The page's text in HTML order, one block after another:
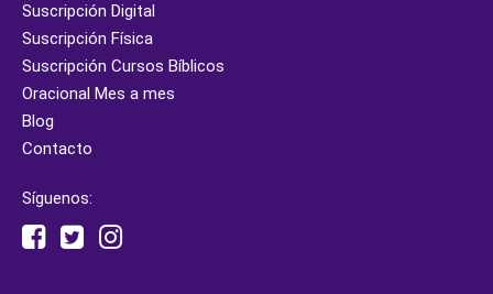
Suscripción Digital
Suscripción Física
Suscripción Cursos Bíblicos
Oracional Mes a mes
Blog
Contacto
Síguenos: